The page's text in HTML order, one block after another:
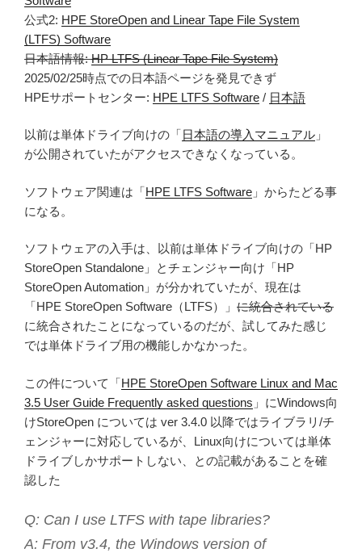
公式2: HPE StoreOpen and Linear Tape File System
(LTFS) Software
日本語情報:HP LTFS (Linear Tape File System)
2025/02/25時点での日本語ページを発見できず
HPEサポートセンター: HPE LTFS Software / 日本語
以前は単体ドライブ向けの「日本語の導入マニュアル 」
が公開されていたがアクセスできなくなっている。
ソフトウェア関連は「HPE LTFS Software 」からたどる事
になる。
ソフトウェアの入手は、以前は単体ドライブ向けの「HP
StoreOpen Standalone」とチェンジャー向け「HP
StoreOpen Automation」が分かれていたが、現在は
「HPE StoreOpen Software（LTFS）」 に統合されている
に統合されたことになっているのだが、試してみた感じ
では単体ドライブ用の機能しかなかった。
この件について「HPE StoreOpen Software Linux and Mac
3.5 User Guide Frequently asked questions 」にWindows向
けStoreOpen については ver 3.4.0 以降ではライブラリ/チ
ェンジャーに対応しているが、Linux向けについては単体
ドライブしかサポートしない、との記載があることを確
認した
Q: Can I use LTFS with tape libraries?
A: From v3.4, the Windows version of